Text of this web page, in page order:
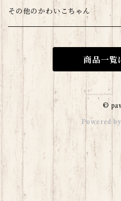
爬虫類
その他のかわいこちゃん
商品一覧
©
Powered